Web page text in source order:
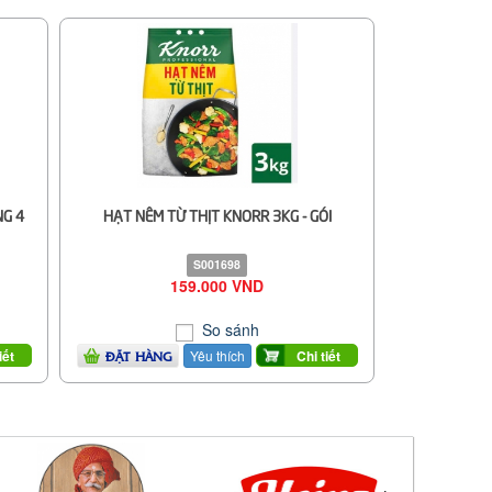
4 HẠT NÊM TỪ THỊT KNORR 3KG - GÓI
S001698
159.000 VND
So sánh
ĐẶT HÀNG Yêu thích Chi tiết